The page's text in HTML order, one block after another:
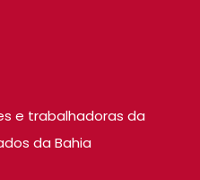
e trabalhadoras da
da Bahia